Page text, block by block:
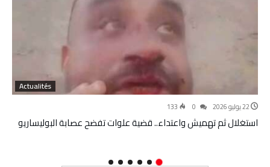
Actualités
22 يوليو 2026 133
استغلال ثم تهميش واعتداء.. قضية علوات تفضح عصابة البوليساريو